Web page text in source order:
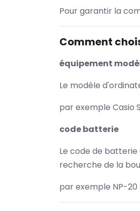
Pour garantir la
Comment
équipement
Le modèle
par exemple Casio
code batterie
Le code de batterie
recherche de la
par exemple NP-20